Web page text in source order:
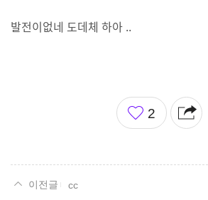
발전이없네 도데체 하아 ..
좋
아
2
cc